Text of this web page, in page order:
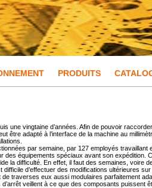
PRODUITS
vingtaine d’années. Afin de pouvoir
être adapté à l’interface de la machine au
par semaine, par 127 employés travaillant
des équipements spéciaux avant son expédition.
la difficulté. En effet, il faut des semaines, voire
d’effectuer des modifications ultérieures
traverses eux aussi modulaires parfaitement
veillent à ce que des composants puissent